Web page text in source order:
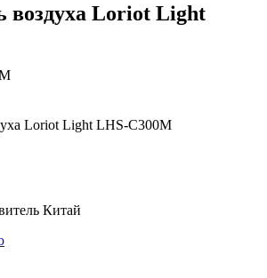
воздуха Loriot Light
Китай